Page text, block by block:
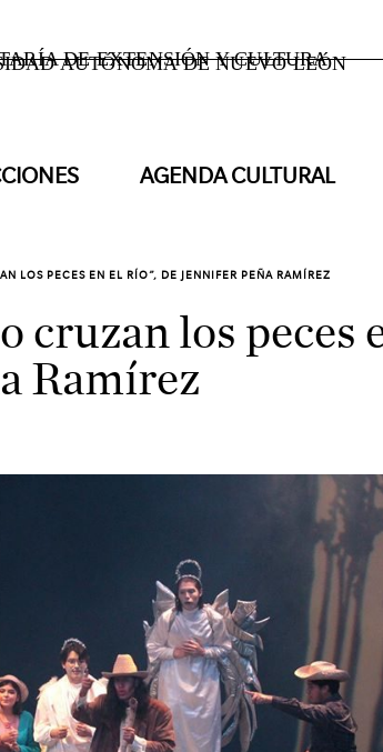
AUTÓNOMA DE NUEVO LEÓN
DE EXTENSIÓN Y CULTURA
AGENDA CULTURAL
LOS PECES EN EL RÍO”, DE JENNIFER PEÑA RAMÍREZ
cruzan los peces
Ramírez